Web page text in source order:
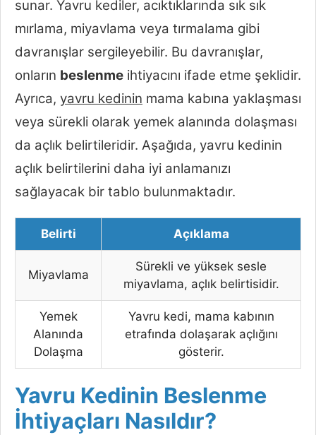
sunar. Yavru kediler, acıktıklarında sık sık
mırlama, miyavlama veya tırmalama gibi
davranışlar sergileyebilir. Bu davranışlar,
onların beslenme ihtiyacını ifade etme şeklidir.
Ayrıca, yavru kedinin mama kabına yaklaşması
veya sürekli olarak yemek alanında dolaşması
da açlık belirtileridir. Aşağıda, yavru kedinin
açlık belirtilerini daha iyi anlamanızı
sağlayacak bir tablo bulunmaktadır.
Belirti Açıklama
Miyavlama
Sürekli ve yüksek sesle
miyavlama, açlık belirtisidir.
Yemek
Alanında
Dolaşma
Yavru kedi, mama kabının
etrafında dolaşarak açlığını
gösterir.
Yavru Kedinin Beslenme
İhtiyaçları Nasıldır?